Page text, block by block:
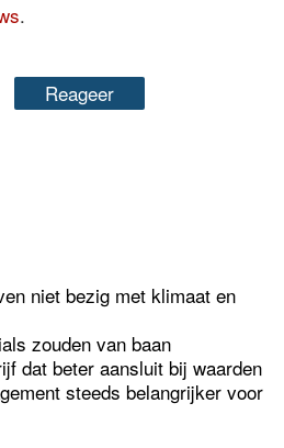
.
Reageer
niet bezig met klimaat en
zouden van baan
dat beter aansluit bij waarden
steeds belangrijker voor